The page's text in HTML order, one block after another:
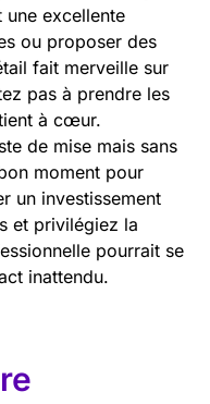
une excellente
ou proposer des
fait merveille sur
pas à prendre les
à cœur.
de mise mais sans
moment pour
un investissement
et privilégiez la
pourrait se
inattendu.